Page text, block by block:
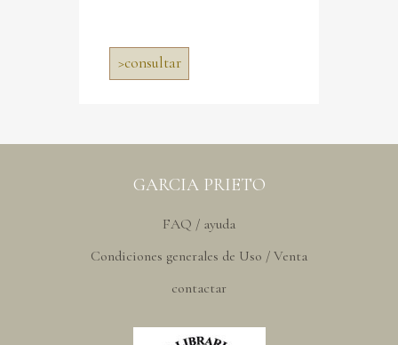
>consultar
GARCIA PRIETO
FAQ / ayuda
Condiciones generales de Uso / Venta
contactar